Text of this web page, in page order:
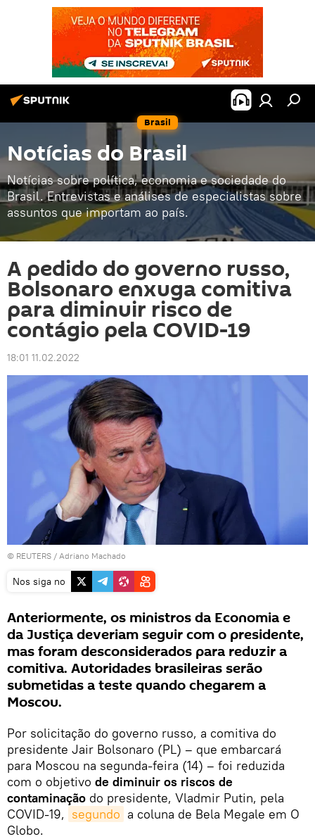
Brasil
Notícias do Brasil
Notícias sobre política, economia e sociedade do
Brasil. Entrevistas e análises de especialistas sobre
assuntos que importam ao país.
A pedido do governo russo,
Bolsonaro enxuga comitiva
para diminuir risco de
contágio pela COVID-19
18:01 11.02.2022
© REUTERS / Adriano Machado
Nos siga no
Anteriormente, os ministros da Economia e
da Justiça deveriam seguir com o presidente,
mas foram desconsiderados para reduzir a
comitiva. Autoridades brasileiras serão
submetidas a teste quando chegarem a
Moscou.
Por solicitação do governo russo, a comitiva do
presidente Jair Bolsonaro (PL) – que embarcará
para Moscou na segunda-feira (14) – foi reduzida
com o objetivo de diminuir os riscos de
contaminação do presidente, Vladmir Putin, pela
COVID-19, segundo a coluna de Bela Megale em O
Globo.